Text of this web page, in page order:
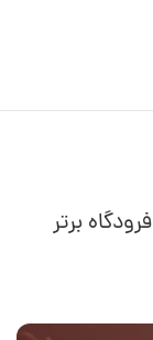
فرودگاه بین المللی تفلیس در میان ۱۰ فرودگاه برتر